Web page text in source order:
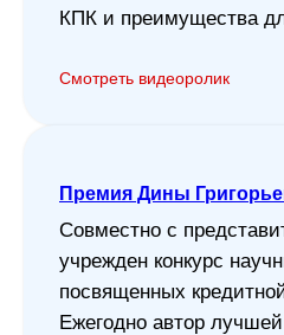
КПК и преимущества
Смотреть видеоролик
Премия Дины
Совместно с
учрежден конкурс
посвященных
Ежегодно автор